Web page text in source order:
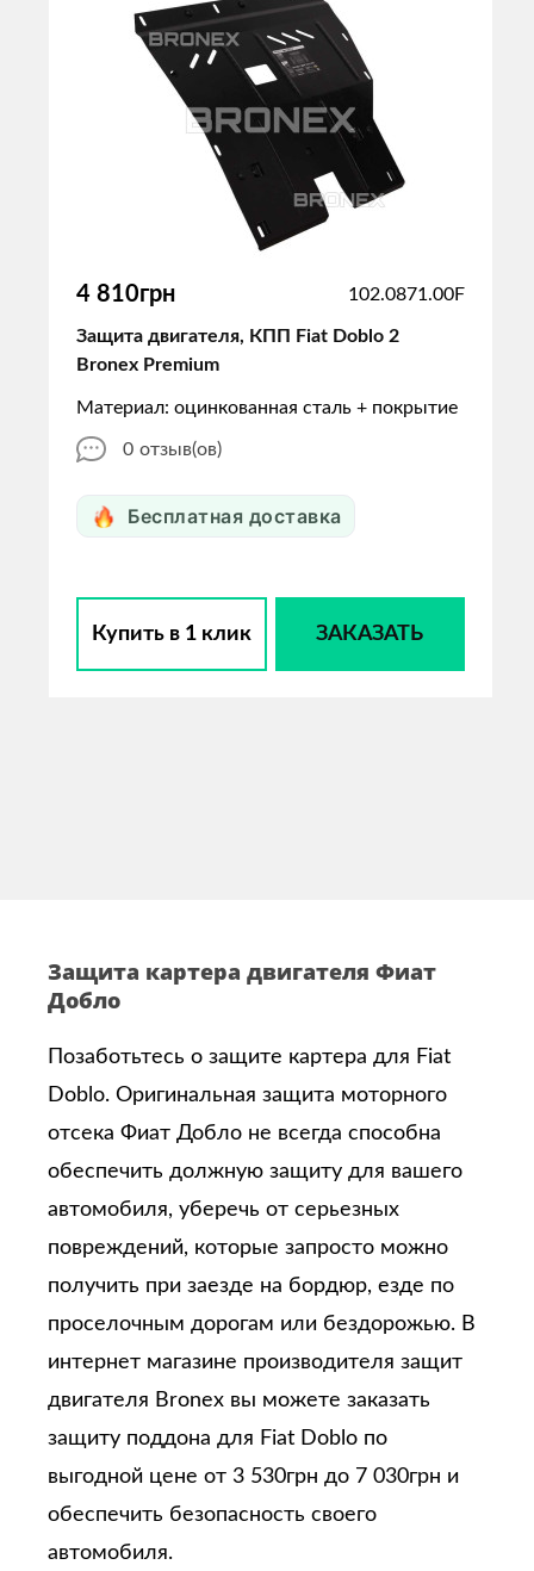
4 810грн 102.0871.00F
Защита двигателя, КПП Fiat Doblo 2
Bronex Premium
Материал: оцинкованная сталь + покрытие
0 отзыв(ов)
Бесплатная доставка
Купить в 1 клик ЗАКАЗАТЬ
Защита картера двигателя Фиат
Добло
Позаботьтесь о защите картера для Fiat
Doblo. Оригинальная защита моторного
отсека Фиат Добло не всегда способна
обеспечить должную защиту для вашего
автомобиля, уберечь от серьезных
повреждений, которые запросто можно
получить при заезде на бордюр, езде по
проселочным дорогам или бездорожью. В
интернет магазине производителя защит
двигателя Bronex вы можете заказать
защиту поддона для Fiat Doblo по
выгодной цене от 3 530грн до 7 030грн и
обеспечить безопасность своего
автомобиля.